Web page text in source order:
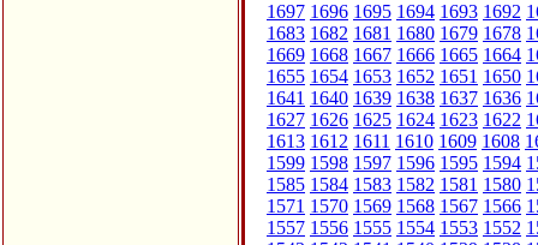
1697 1696 1695 1694 1693 1692
1683 1682 1681 1680 1679 1678
1669 1668 1667 1666 1665 1664
1655 1654 1653 1652 1651 1650
1641 1640 1639 1638 1637 1636
1627 1626 1625 1624 1623 1622
1613 1612 1611 1610 1609 1608
1599 1598 1597 1596 1595 1594
1585 1584 1583 1582 1581 1580
1571 1570 1569 1568 1567 1566
1557 1556 1555 1554 1553 1552